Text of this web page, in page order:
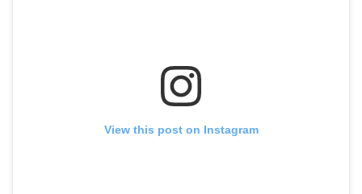
View this post on Instagram